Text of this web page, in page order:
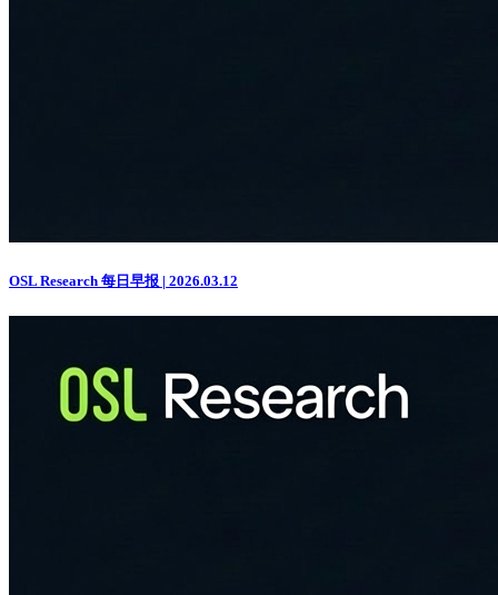
OSL Research 每日早报 | 2026.03.12